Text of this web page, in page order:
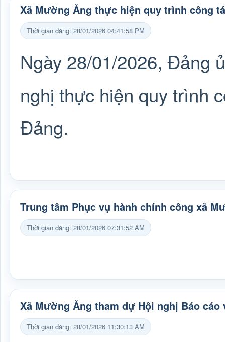
Xã Mường Ảng thực hiện quy trình công
Thời gian đăng: 28/01/2026 04:41:58 PM
Ngày 28/01/2026, Đảng
nghị thực hiện quy trình
Đảng.
Trung tâm Phục vụ hành chính công xã
Thời gian đăng: 28/01/2026 07:31:52 AM
Xã Mường Ảng tham dự Hội nghị Báo
Thời gian đăng: 28/01/2026 11:30:13 AM